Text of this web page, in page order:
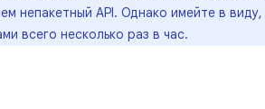
непакетный API. Однако имейте в
всего несколько раз в час.